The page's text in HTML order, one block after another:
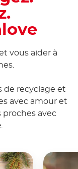
vous aider à
de recyclage et
avec amour et
proches avec
.